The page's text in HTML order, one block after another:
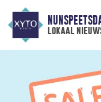
lokaal